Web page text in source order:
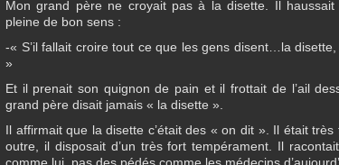
Mon grand père ne croyait pas à la disette. Il
pleine de bon sens :
-« S’il fallait croire tout ce que les gens disent…la disette,
»
Et il prenait son quignon de pain et il frottait de l’ail
grand père disait jamais « la disette ».
Il affirmait que la disette c’était des « on dit ». Il était
outre, il disposait d’un très fort tempérament. Il